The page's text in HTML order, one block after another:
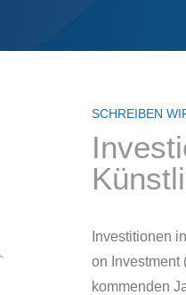
SCHREIBEN
Investitionen
on Investment
kommenden